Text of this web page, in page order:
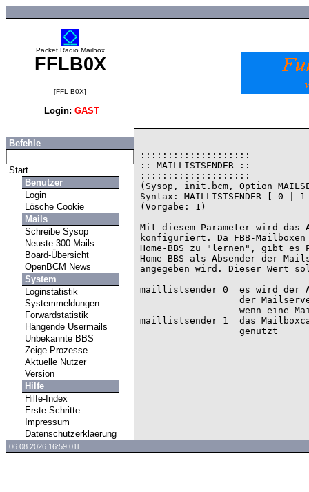
Packet Radio Mailbox
FFLB0X
[FFL-B0X]
Login: GAST
Befehle
Start
Benutzer
Login
Lösche Cookie
Mails
Schreibe Sysop
Neuste 300 Mails
Board-Übersicht
OpenBCM News
System
Loginstatistik
Systemmeldungen
Forwardstatistik
Hängende Usermails
Unbekannte BBS
Zeige Prozesse
Aktuelle Nutzer
Version
Hilfe
Hilfe-Index
Erste Schritte
Impressum
Datenschutzerklaerung
::::::::::::::::::::
:: MAILLISTSENDER ::
::::::::::::::::::::
(Sysop, init.bcm, Option
Syntax: MAILLISTSENDER [ 0 |
(Vorgabe: 1)
Mit diesem Parameter wird
konfiguriert. Da FBB-
Home-BBS zu "lernen", gibt es
Home-BBS als Absender der
angegeben wird. Dieser Wert
maillistsender 0  es wird der
maillistsender 1  das
06.08.2026 16:59:01l